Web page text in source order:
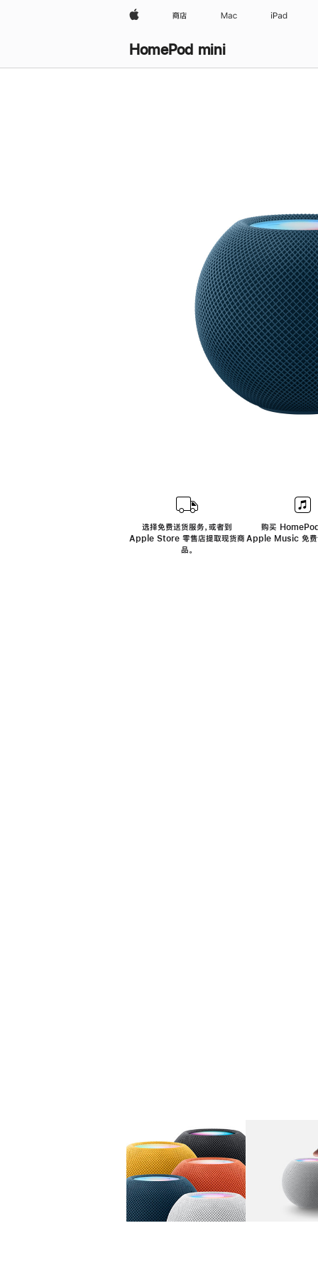
Apple 商店 Mac iPad
HomePod mini
选择免费送货服务，或者到
Apple Store 零售店提取现货商
品。
购买
Apple Music 免费
图库 图像 1